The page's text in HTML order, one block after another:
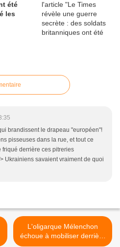
été
les
brandissent le drapeau "européen"!
pisseuses dans la rue, et tout ce
friqué derrière ces pitreries
Ukrainiens savaient vraiment de quoi
L'oligarque Mélenchon
échoue à mobiliser derrière
sa pseudo "révolution